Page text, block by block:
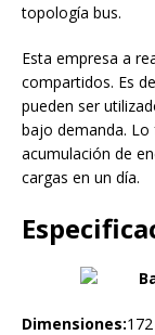
topología bus.
Esta empresa a
compartidos. Es
pueden ser
bajo demanda. Lo
acumulación de
cargas en un día.
Dimensiones: